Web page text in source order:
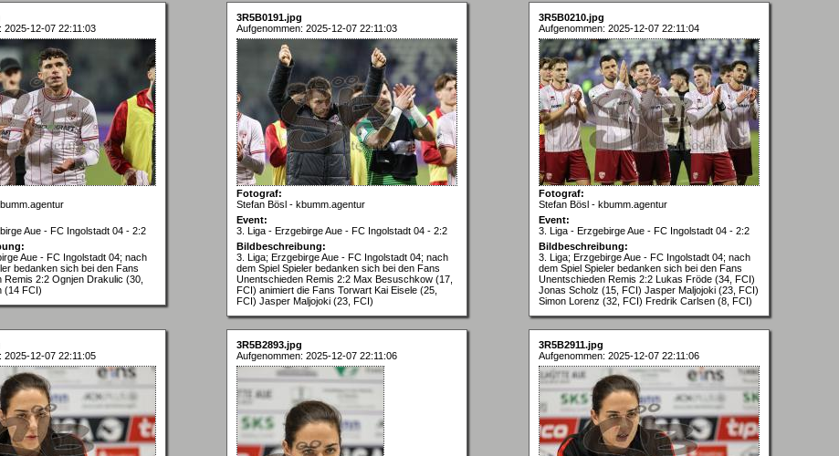
2025-12-07 22:11:03
Aue - FC Ingolstadt 04 - 2:2
Aue - FC Ingolstadt 04; nach
bedanken sich bei den Fans
Remis 2:2 Ognjen Drakulic (30,
(14 FCI)
3R5B0191.jpg
Aufgenommen: 2025-12-07 22:11:03
Fotograf:
Stefan Bösl - kbumm.agentur
Event:
3. Liga - Erzgebirge Aue - FC Ingolstadt 04 - 2:2
Bildbeschreibung:
3. Liga; Erzgebirge Aue - FC Ingolstadt 04; nach
dem Spiel Spieler bedanken sich bei den Fans
Unentschieden Remis 2:2 Max Besuschkow (17,
FCI) animiert die Fans Torwart Kai Eisele (25,
FCI) Jasper Maljojoki (23, FCI)
3R5B0210.jpg
Aufgenommen: 2025-12-07 22:11:04
Fotograf:
Stefan Bösl - kbumm.agentur
Event:
3. Liga - Erzgebirge Aue - FC Ingolstadt 04 - 2:2
Bildbeschreibung:
3. Liga; Erzgebirge Aue - FC Ingolstadt 04; nach
dem Spiel Spieler bedanken sich bei den Fans
Unentschieden Remis 2:2 Lukas Fröde (34, FCI)
Jonas Scholz (15, FCI) Jasper Maljojoki (23, FCI)
Simon Lorenz (32, FCI) Fredrik Carlsen (8, FCI)
2025-12-07 22:11:05
3R5B2893.jpg
Aufgenommen: 2025-12-07 22:11:06
3R5B2911.jpg
Aufgenommen: 2025-12-07 22:11:06